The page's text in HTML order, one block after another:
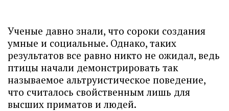
Ученые давно знали, что сороки создания
умные и социальные. Однако, таких
результатов все равно никто не ожидал, ведь
птицы начали демонстрировать так
называемое альтруистическое поведение,
что считалось свойственным лишь для
высших приматов и людей.